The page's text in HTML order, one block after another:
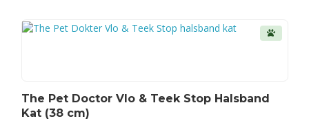
The Pet Doctor Vlo & Teek Stop Halsband
Kat (38 cm)